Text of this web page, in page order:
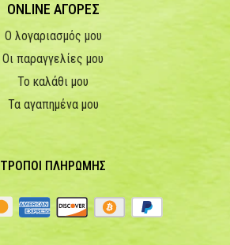
ONLINE ΑΓΟΡΕΣ
Ο λογαριασμός μου
Οι παραγγελίες μου
Το καλάθι μου
Τα αγαπημένα μου
ΤΡΟΠΟΙ ΠΛΗΡΩΜΗΣ